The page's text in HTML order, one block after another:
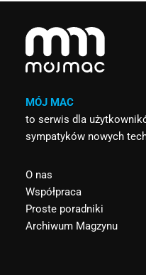
MÓJ MAC
to serwis dla
sympatyków nowych
O nas
Współpraca
Proste poradniki
Archiwum Magzynu